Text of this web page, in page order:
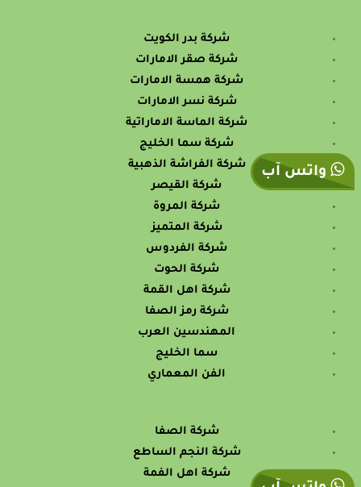
واتس آب
شركة بدر الكويت
شركة صقر الامارات
شركة همسة الامارات
شركة نسر الامارات
شركة الماسة الاماراتية
شركة سما الخليج
شركة الفراشة الذهبية
شركة القيصر
شركة المروة
شركة المتميز
شركة الفردوس
شركة الحوت
شركة اهل القمة
شركة رمز الصفا
المهندسين العرب
سما الخليج
الفن المعماري
شركة الصفا
شركة النجم الساطع
شركة اهل الفمة